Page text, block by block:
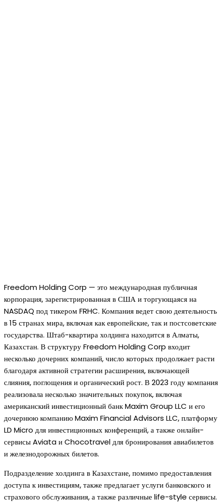
Freedom Holding Corp — это международная публичная
корпорация, зарегистрированная в США и торгующаяся на
NASDAQ под тикером FRHC. Компания ведет свою деятельность
в 15 странах мира, включая как европейские, так и постсоветские
государства. Штаб-квартира холдинга находится в Алматы,
Казахстан. В структуру Freedom Holding Corp входит
несколько дочерних компаний, число которых продолжает расти
благодаря активной стратегии расширения, включающей
слияния, поглощения и органический рост. В 2023 году компания
реализовала несколько значительных покупок, включая
американский инвестиционный банк Maxim Group LLC и его
дочернюю компанию Maxim Financial Advisors LLC, платформу
LD Micro для инвестиционных конференций, а также онлайн-
сервисы Aviata и Chocotravel для бронирования авиабилетов
и железнодорожных билетов.
Подразделение холдинга в Казахстане, помимо предоставления
доступа к инвестициям, также предлагает услуги банковского и
страхового обслуживания, а также различные life-style сервисы.